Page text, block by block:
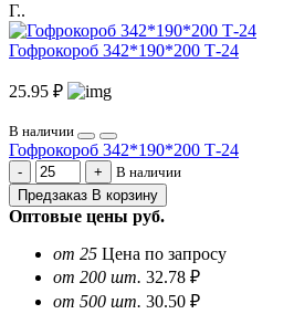
Г..
Гофрокороб 342*190*200 Т-24
25.95 ₽
В наличии
Гофрокороб 342*190*200 Т-24
В наличии
Предзаказ В корзину
Оптовые цены руб.
от 25 Цена по запросу
от 200 шт. 32.78 ₽
от 500 шт. 30.50 ₽